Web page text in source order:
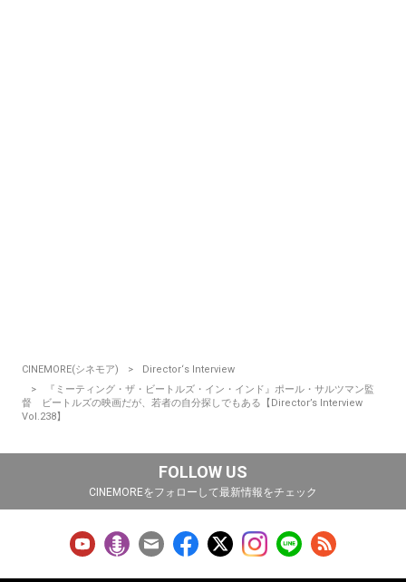
CINEMORE(シネモア)
Director‘s Interview
『ミーティング・ザ・ビートルズ・イン・インド』ポール・サルツマン監
督 ビートルズの映画だが、若者の自分探しでもある【Director’s Interview
Vol.238】
FOLLOW US
CINEMOREをフォローして最新情報をチェック